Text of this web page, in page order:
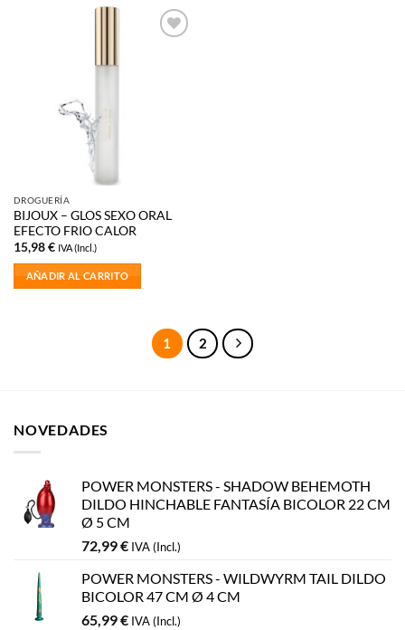
DROGUERÍA
BIJOUX – GLOS SEXO ORAL
EFECTO FRIO CALOR
15,98€ IVA (Incl.)
AÑADIR AL CARRITO
1 2
NOVEDADES
POWER MONSTERS - SHADOW BEHEMOTH
DILDO HINCHABLE FANTASÍA BICOLOR 22 CM
Ø 5 CM
72,99€ IVA (Incl.)
POWER MONSTERS - WILDWYRM TAIL DILDO
BICOLOR 47 CM Ø 4 CM
65,99€ IVA (Incl.)